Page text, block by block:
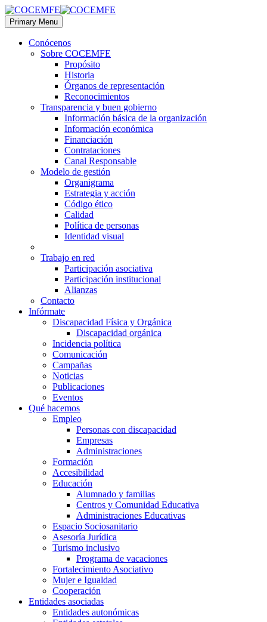
Primary Menu
Conócenos
Sobre COCEMFE
Propósito
Historia
Órganos de representación
Reconocimientos
Transparencia y buen gobierno
Información básica de la organización
Información económica
Financiación
Contrataciones
Canal Responsable
Modelo de gestión
Organigrama
Estrategia y acción
Código ético
Calidad
Política de personas
Identidad visual
Trabajo en red
Participación asociativa
Participación institucional
Alianzas
Contacto
Infórmate
Discapacidad Física y Orgánica
Discapacidad orgánica
Incidencia política
Comunicación
Campañas
Noticias
Publicaciones
Eventos
Qué hacemos
Empleo
Personas con discapacidad
Empresas
Administraciones
Formación
Accesibilidad
Educación
Alumnado y familias
Centros y Comunidad Educativa
Administraciones Educativas
Espacio Sociosanitario
Asesoría Jurídica
Turismo inclusivo
Programa de vacaciones
Fortalecimiento Asociativo
Mujer e Igualdad
Cooperación
Entidades asociadas
Entidades autonómicas